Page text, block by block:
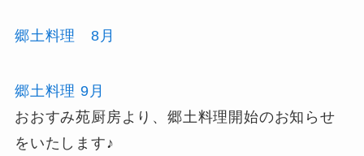
郷土料理 8月
郷土料理 9月
おおすみ苑厨房より、郷土料理開始のお知らせ
をいたします♪